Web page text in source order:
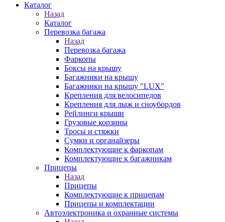
Каталог
Назад
Каталог
Перевозка багажа
Назад
Перевозка багажа
Фаркопы
Боксы на крышу
Багажники на крышу
Багажники на крышу "LUX"
Крепления для велосипедов
Крепления для лыж и сноубордов
Рейлинги крыши
Грузовые корзины
Тросы и стяжки
Сумки и органайзеры
Комплектующие к фаркопам
Комплектующие к багажникам
Прицепы
Назад
Прицепы
Комплектующие к прицепам
Прицепы и комплектации
Автоэлектроника и охранные системы